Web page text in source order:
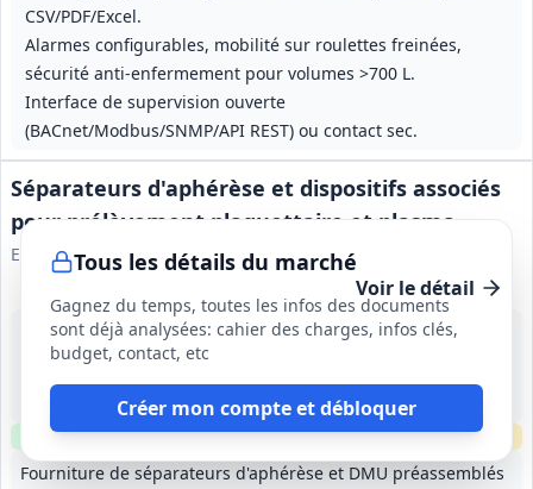
CSV/PDF/Excel.
Alarmes configurables, mobilité sur roulettes freinées,
sécurité anti‑enfermement pour volumes >700 L.
Interface de supervision ouverte
(BACnet/Modbus/SNMP/API REST) ou contact sec.
Tous les détails du marché
Gagnez du temps, toutes les infos des documents
sont déjà analysées: cahier des charges, infos clés,
budget, contact, etc
Créer mon compte et débloquer
Séparateurs d'aphérèse et dispositifs associés
pour prélèvement plaquettaire et plasma
Etablissement Français du Sang
Voir le détail
Fourniture de séparateurs d'aphérèse et DMU préassemblés
28 août 2026
France métropolitaine
Clause environnementale Clause sociale Échantillonsrequis